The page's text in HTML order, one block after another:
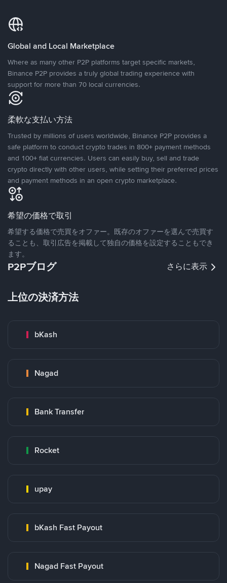
Global and Local Marketplace
Where as many other P2P platforms target specific markets,
Binance P2P provides a truly global trading experience with
support for more than 70 local currencies.
柔軟な支払い方法
Trusted by millions of users worldwide, Binance P2P provides a
safe platform to conduct crypto trades in 800+ payment methods
and 100+ fiat currencies. Users can easily buy, sell and trade
crypto directly with other users, while setting their preferred prices
and payment methods in an open crypto marketplace.
希望の価格で取引
希望する価格で売買をオファー。既存のオファーを選んで売買す
ることも、取引広告を掲載して独自の価格を設定することもでき
ます。
P2Pブログ さらに表示
上位の決済方法
bKash
Nagad
Bank Transfer
Rocket
upay
bKash Fast Payout
Nagad Fast Payout